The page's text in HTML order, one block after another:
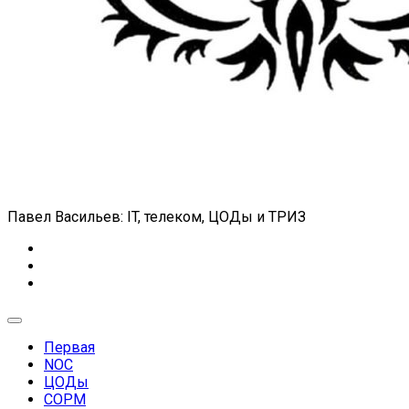
Павел Васильев: IT, телеком, ЦОДы и ТРИЗ
Expand
Первая
NOC
ЦОДы
СОРМ